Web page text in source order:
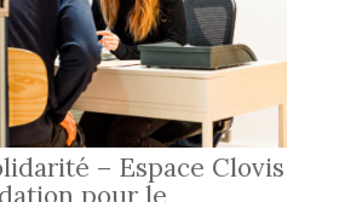
– Espace Clovis
pour le